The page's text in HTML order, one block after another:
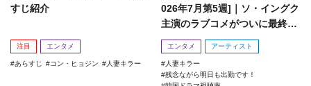
すじ紹介
注目 エンタメ
あらすじ コン・ヒョジン 人妻キラー
026年7月第5週]｜ソ・イングク
主演のラブコメがついに最終
回！
エンタメ アーティスト
人妻キラー
残念ながら明日も出勤です！